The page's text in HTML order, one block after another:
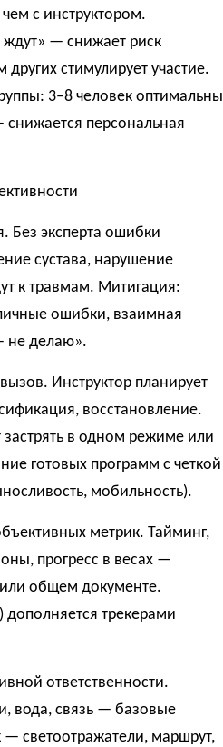
с инструктором.
— снижает риск
стимулирует участие.
3–8 человек оптимальны
персональная
Без эксперта ошибки
сустава, нарушение
к травмам. Митигация:
ошибки, взаимная
не делаю».
Инструктор планирует
восстановление.
застрять в одном режиме или
готовых программ с четкой
мобильность).
метрик. Тайминг,
прогресс в весах —
общем документе.
дополняется трекерами
ответственности.
вода, связь — базовые
светоотражатели, маршрут,